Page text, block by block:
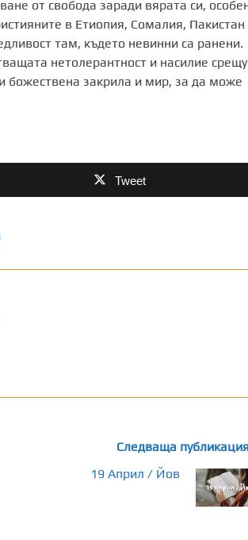
от свобода заради вярата си,
в Етиопия, Сомалия, Пакистан
там, където невинни са ранени.
нетолерантност и насилие срещу
божествена закрила и мир, за да може
Tweet
Следваща
19 Април / Йов